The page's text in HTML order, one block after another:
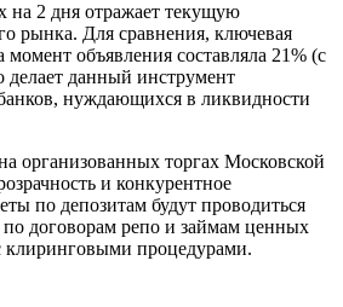
на 2 дня отражает текущую
рынка. Для сравнения, ключевая
момент объявления составляла 21% (с
делает данный инструмент
нуждающихся в ликвидности
организованных торгах Московской
и конкурентное
по депозитам будут проводиться
по договорам репо и займам ценных
клиринговыми процедурами.